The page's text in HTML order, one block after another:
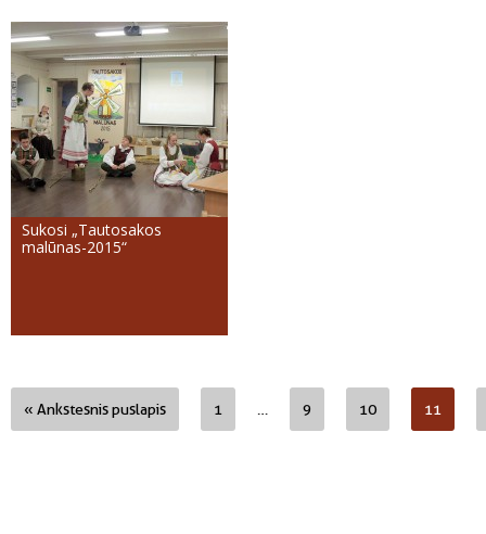
Sukosi „Tautosakos
malūnas-2015“
« Ankstesnis puslapis 1 9 10 11